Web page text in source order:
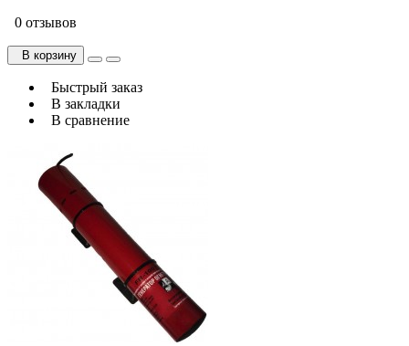
0 отзывов
В корзину
Быстрый заказ
В закладки
В сравнение